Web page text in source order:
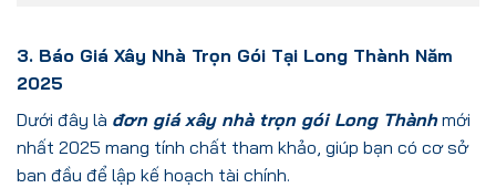
3. Báo Giá Xây Nhà Trọn Gói Tại Long Thành Năm
2025
Dưới đây là đơn giá xây nhà trọn gói Long Thành mới
nhất 2025 mang tính chất tham khảo, giúp bạn có cơ sở
ban đầu để lập kế hoạch tài chính.